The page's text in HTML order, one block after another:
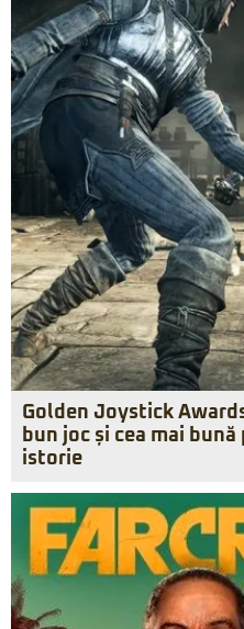
Golden Joystick
bun joc și cea mai
istorie